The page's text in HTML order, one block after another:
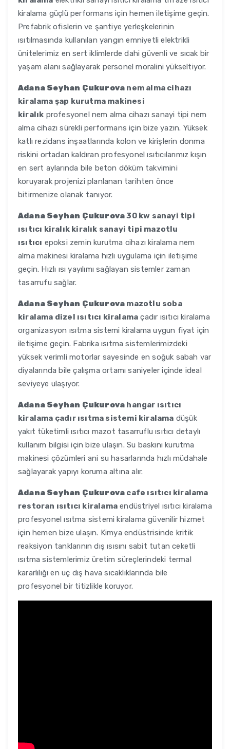
kiralama güçlü performans için hemen iletişime geçin.
Prefabrik ofislerin ve şantiye yerleşkelerinin
ısıtılmasında kullanılan yangın emniyetli elektrikli
ünitelerimiz en sert iklimlerde dahi güvenli ve sıcak bir
yaşam alanı sağlayarak personel moralini yükseltiyor.
Adana Seyhan Çukurova nem alma cihazı
kiralama şap kurutma makinesi
kiralık profesyonel nem alma cihazı sanayi tipi nem
alma cihazı sürekli performans için bize yazın. Yüksek
katlı rezidans inşaatlarında kolon ve kirişlerin donma
riskini ortadan kaldıran profesyonel ısıtıcılarımız kışın
en sert aylarında bile beton döküm takvimini
koruyarak projenizi planlanan tarihten önce
bitirmenize olanak tanıyor.
Adana Seyhan Çukurova30 kw sanayi tipi
ısıtıcı kiralık kiralık sanayi tipi mazotlu
ısıtıcı epoksi zemin kurutma cihazı kiralama nem
alma makinesi kiralama hızlı uygulama için iletişime
geçin. Hızlı ısı yayılımı sağlayan sistemler zaman
tasarrufu sağlar.
Adana Seyhan Çukurova mazotlu soba
kiralama dizel ısıtıcı kiralama çadır ısıtıcı kiralama
organizasyon ısıtma sistemi kiralama uygun fiyat için
iletişime geçin. Fabrika ısıtma sistemlerimizdeki
yüksek verimli motorlar sayesinde en soğuk sabah var
diyalarında bile çalışma ortamı saniyeler içinde ideal
seviyeye ulaşıyor.
Adana Seyhan Çukurova hangar ısıtıcı
kiralama çadır ısıtma sistemi kiralama düşük
yakıt tüketimli ısıtıcı mazot tasarruflu ısıtıcı detaylı
kullanım bilgisi için bize ulaşın. Su baskını kurutma
makinesi çözümleri ani su hasarlarında hızlı müdahale
sağlayarak yapıyı koruma altına alır.
Adana Seyhan Çukurova cafe ısıtıcı kiralama
restoran ısıtıcı kiralama endüstriyel ısıtıcı kiralama
profesyonel ısıtma sistemi kiralama güvenilir hizmet
için hemen bize ulaşın. Kimya endüstrisinde kritik
reaksiyon tanklarının dış ısısını sabit tutan ceketli
ısıtma sistemlerimiz üretim süreçlerindeki termal
kararlılığı en uç dış hava sıcaklıklarında bile
profesyonel bir titizlikle koruyor.